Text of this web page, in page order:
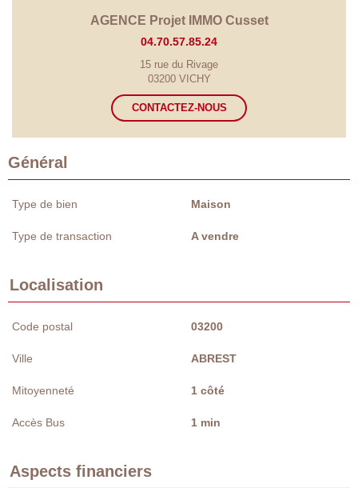
AGENCE Projet IMMO Cusset
04.70.57.85.24
15 rue du Rivage
03200 VICHY
CONTACTEZ-NOUS
Général
Type de bien Maison
Type de transaction A vendre
Localisation
Code postal 03200
Ville ABREST
Mitoyenneté 1 côté
Accès Bus 1 min
Aspects financiers